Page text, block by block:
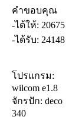
คำขอบคุณ
-ได้ให้: 20675
-ได้รับ: 24148
โปรแกรม:
wilcom e1.8
จักรปัก: deco
340